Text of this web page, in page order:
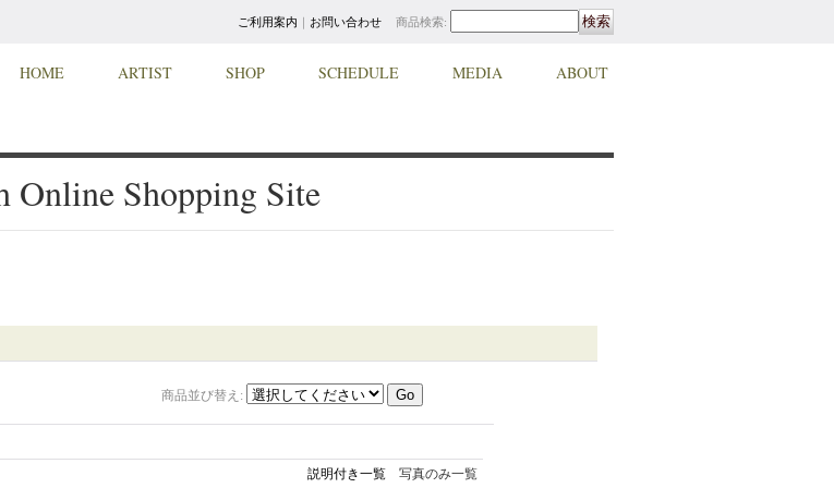
ご利用案内 ｜ お問い合わせ 商品検索:
HOME ARTIST SHOP SCHEDULE MEDIA ABOUT
Online Shopping Site
商品並び替え :
説明付き一覧 写真のみ一覧